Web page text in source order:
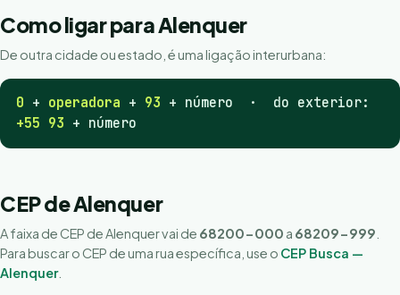
Como ligar para Alenquer
De outra cidade ou estado, é uma ligação interurbana:
0 + operadora + 93 + número · do exterior:
+55 93 + número
CEP de Alenquer
A faixa de CEP de Alenquer vai de 68200-000 a 68209-999
Para buscar o CEP de uma rua específica, use o CEP Busca —
Alenquer.